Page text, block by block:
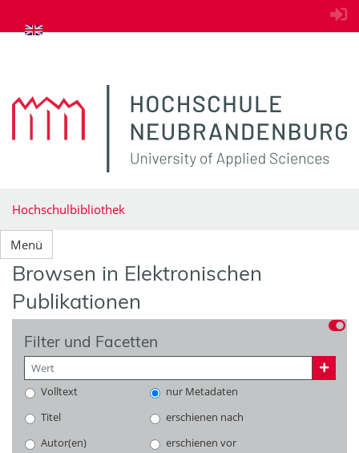
zum Inhalt springen
Hochschulbibliothek
Menü
Browsen in Elektronischen
Publikationen
Filter und Facetten
Volltext
nur Metadaten
Titel
erschienen nach
Autor(en)
erschienen vor